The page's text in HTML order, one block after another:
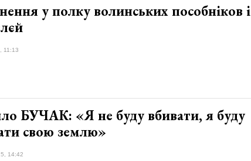
у полку волинських пособніков і
11:13
БУЧАК: «Я не буду вбивати, я буду
свою землю»
14:42